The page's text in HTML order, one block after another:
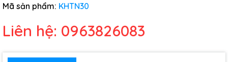
Mã sản phẩm: KHTN30
Liên hệ: 0963826083